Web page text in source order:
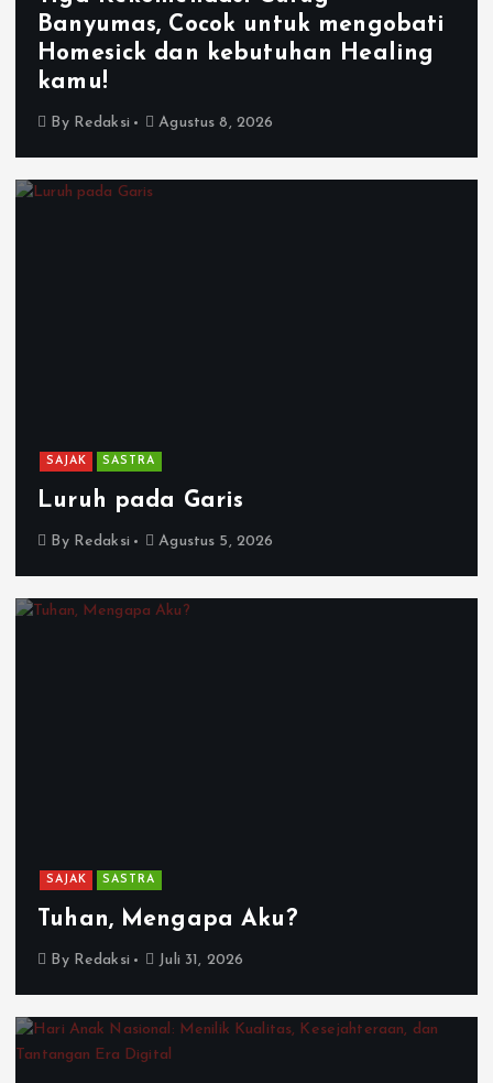
Banyumas, Cocok untuk mengobati
Homesick dan kebutuhan Healing
kamu!
By Redaksi Agustus 8, 2026
SAJAK SASTRA
Luruh pada Garis
By Redaksi Agustus 5, 2026
SAJAK SASTRA
Tuhan, Mengapa Aku?
By Redaksi Juli 31, 2026